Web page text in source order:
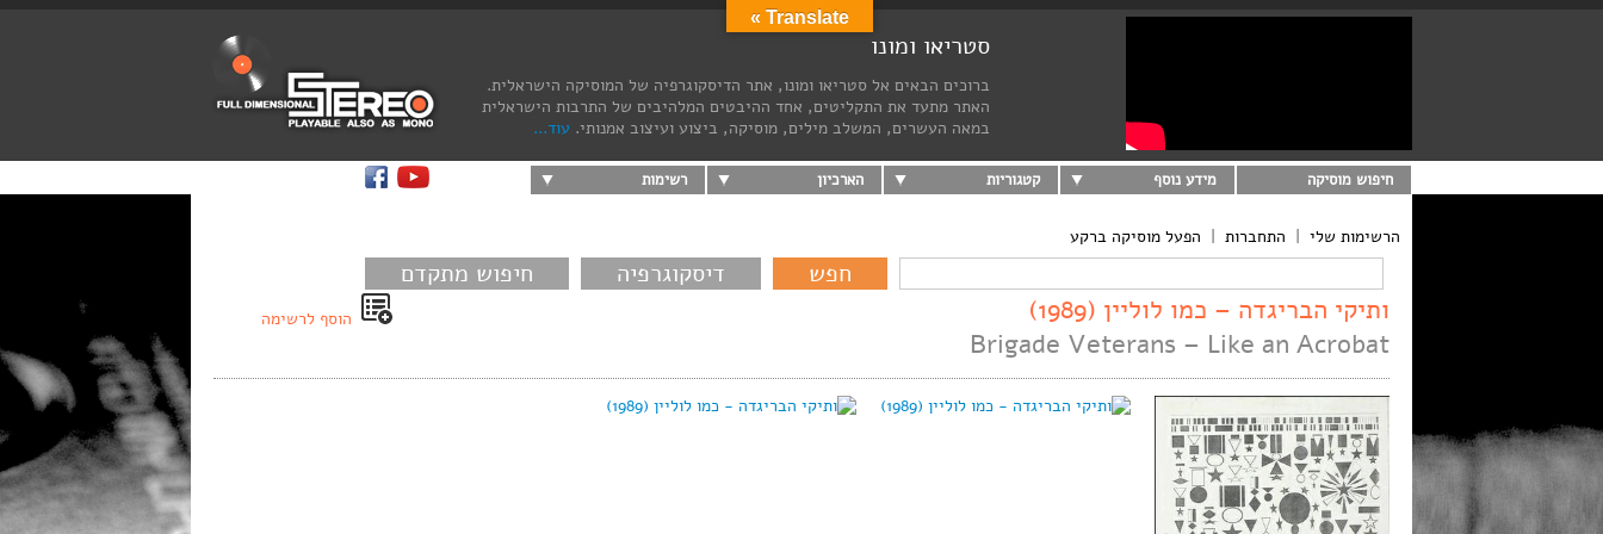
סטריאו ומונו
ברוכים הבאים אל סטריאו ומונו, אתר הדיסקוגרפיה של המוסיקה הישראלית.
האתר מתעד את התקליטים, אחד ההיבטים המלהיבים של התרבות הישראלית
במאה העשרים, המשלב מילים, מוסיקה, ביצוע ועיצוב אמנותי. עוד...
חיפוש מוסיקה מידע נוסף קטגוריות הארכיון רשימות
הרשימות שלי | התחברות | הפעל מוסיקה ברקע
דיסקוגרפיה חיפוש מתקדם
הוסף לרשימה
ותיקי הבריגדה – כמו לוליין (1989)
Brigade Veterans – Like an Acrobat
Translate »